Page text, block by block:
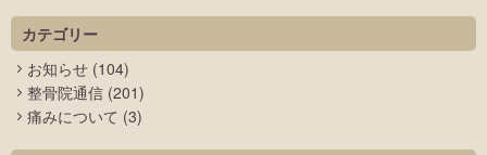
カテゴリー
お知らせ (104)
整骨院通信 (201)
痛みについて (3)